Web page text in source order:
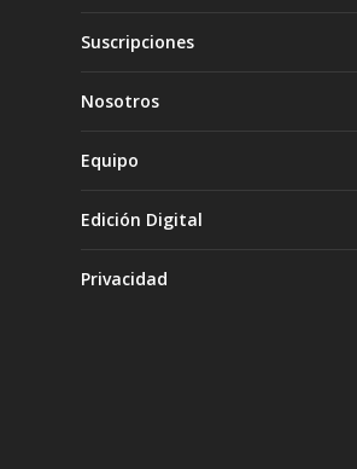
Suscripciones
Nosotros
Equipo
Edición Digital
Privacidad